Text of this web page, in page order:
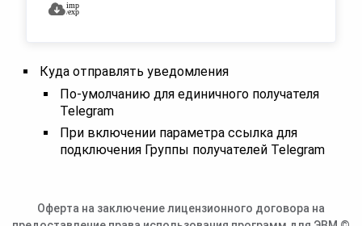
Куда отправлять уведомления
По-умолчанию для единичного получателя
Telegram
При включении параметра ссылка для
подключения Группы получателей Telegram
Оферта на заключение лицензионного договора на